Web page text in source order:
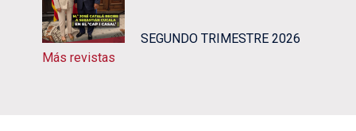
SEGUNDO TRIMESTRE 2026
Más revistas